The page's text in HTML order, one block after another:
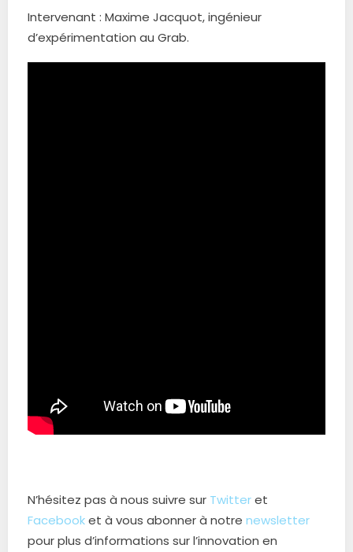
Intervenant : Maxime Jacquot, ingénieur
d’expérimentation au Grab.
N’hésitez pas à nous suivre sur Twitter​ et
Facebooket à vous abonner à notre newsletter
pour plus d’informations sur l’innovation en